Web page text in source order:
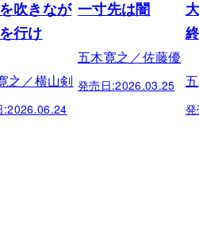
吹きなが
行け
之／横山剣
:2026.06.24
一寸先は闇
五木寛之／佐藤優
発売日:2026.03.25